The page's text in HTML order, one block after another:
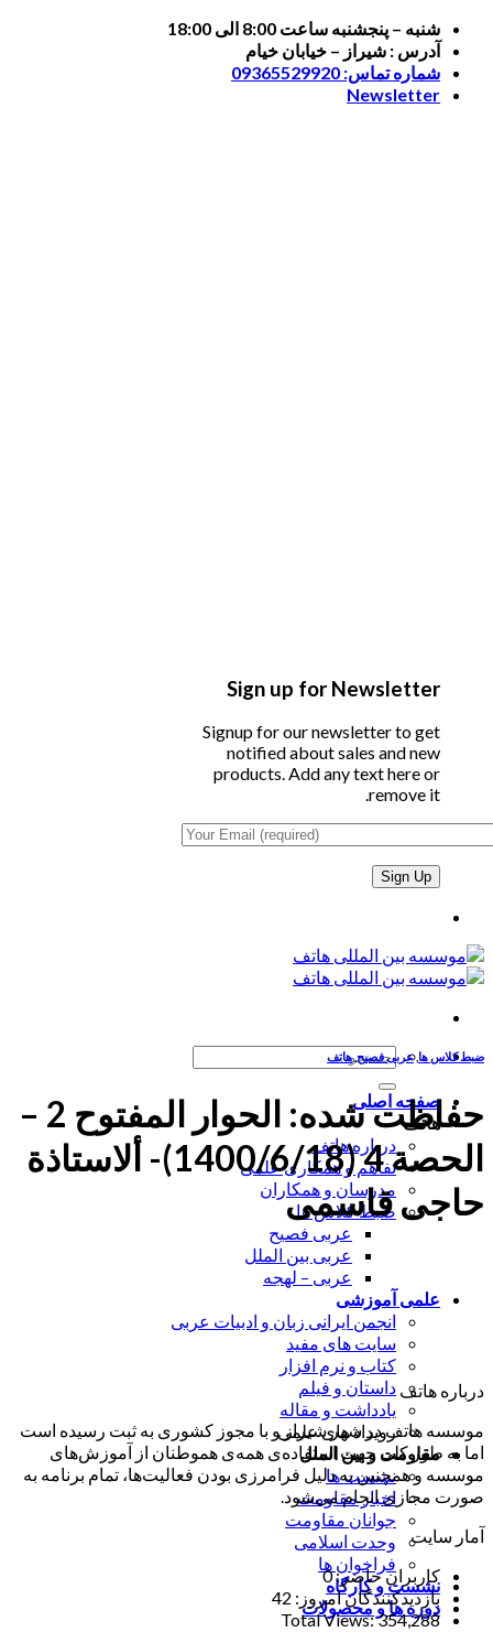
Skip
content
شنبه – پنجشنبه ساعت 8:00 الی 18:00
آدرس : شیراز – خیابان خیام
شماره تماس: 09365529920
Newsletter
Sign up for Newsletter
Signup for our newsletter to get
notified about sales and new
products. Add any text here or
remove it.
جستجو
صفحه اصلی
هاتف
درباره هاتف
تفاهم و همکاری علمی
مدرسان و همکاران
ضبط کلاس ها
عربی فصیح
عربی بین الملل
عربی – لهجه
علمی آموزشی
انجمن ایرانی زبان و ادبیات عربی
سایت های مفید
کتاب و نرم افزار
داستان و فیلم
یادداشت و مقاله
رویداد های علمی
مقاومت و بین الملل
نشست ها
اخبار مقاومت
جوانان مقاومت
وحدت اسلامی
فراخوان ها
نشست و کارگاه
دوره ها و محصولات
ضبط کلاس ها ,عربی فصیح,هاتف
حفاظت شده: الحوار المفتوح 2 –
الحصة 4 (1400/6/18)- ألاستاذة
حاجی قاسمی
درباره هاتف
موسسه هاتف در شهر شیراز و با مجوز کشوری به ثبت رسیده است
اما به طور کلی جهت استفاده‌ی همه‌ی هموطنان از آموزش‌های
موسسه و همچنین به دلیل فرامرزی بودن فعالیت‌ها، تمام برنامه به
صورت مجازی انجام می‌شود.
آمار سایت
کاربران حاضر:0
بازدیدکنندگان امروز: 42
Total Views:354,288